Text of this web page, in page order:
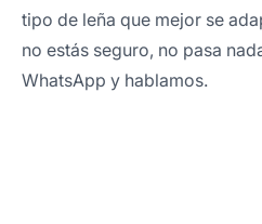
tipo de leña que mejor se
no estás seguro, no pasa
WhatsApp y hablamos.